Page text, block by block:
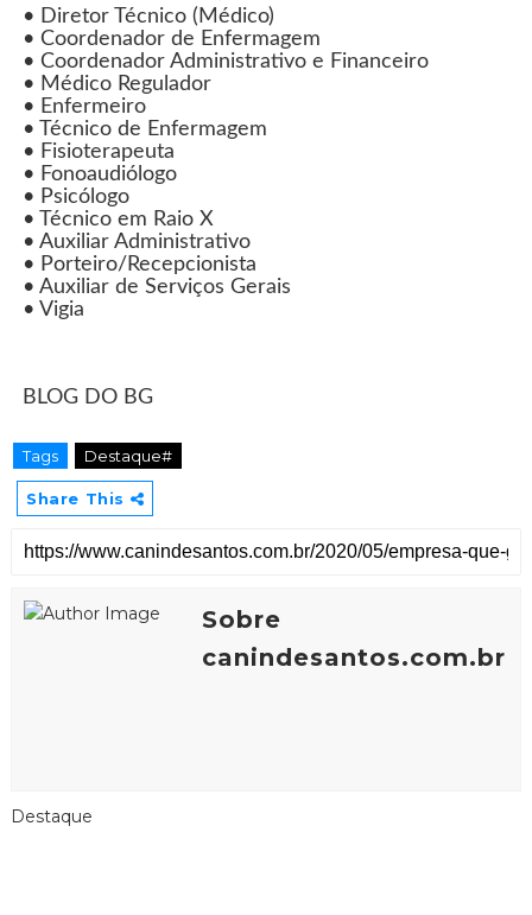
• Diretor Técnico (Médico)
• Coordenador de Enfermagem
• Coordenador Administrativo e Financeiro
• Médico Regulador
• Enfermeiro
• Técnico de Enfermagem
• Fisioterapeuta
• Fonoaudiólogo
• Psicólogo
• Técnico em Raio X
• Auxiliar Administrativo
• Porteiro/Recepcionista
• Auxiliar de Serviços Gerais
• Vigia
BLOG DO BG
Tags Destaque#
Share This
Sobre
canindesantos.com.br
Destaque